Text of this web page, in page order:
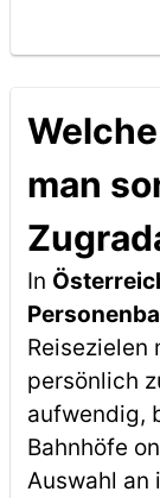
man
In
Reisezielen
persönlich
aufwendig,
Bahnhöfe
Auswahl an